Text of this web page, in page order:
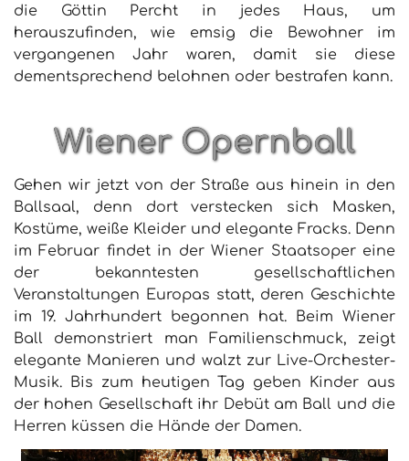
die Göttin Percht in jedes Haus, um
herauszufinden, wie emsig die Bewohner im
vergangenen Jahr waren, damit sie diese
dementsprechend belohnen oder bestrafen kann.
Wiener Opernball
Gehen wir jetzt von der Straße aus hinein in den
Ballsaal, denn dort verstecken sich Masken,
Kostüme, weiße Kleider und elegante Fracks. Denn
im Februar findet in der Wiener Staatsoper eine
der bekanntesten gesellschaftlichen
Veranstaltungen Europas statt, deren Geschichte
im 19. Jahrhundert begonnen hat. Beim Wiener
Ball demonstriert man Familienschmuck, zeigt
elegante Manieren und walzt zur Live-Orchester-
Musik. Bis zum heutigen Tag geben Kinder aus
der hohen Gesellschaft ihr Debüt am Ball und die
Herren küssen die Hände der Damen.